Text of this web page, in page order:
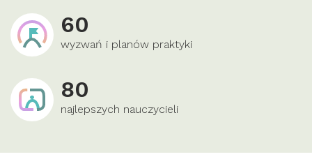
60
wyzwań i planów praktyki
80
najlepszych nauczycieli